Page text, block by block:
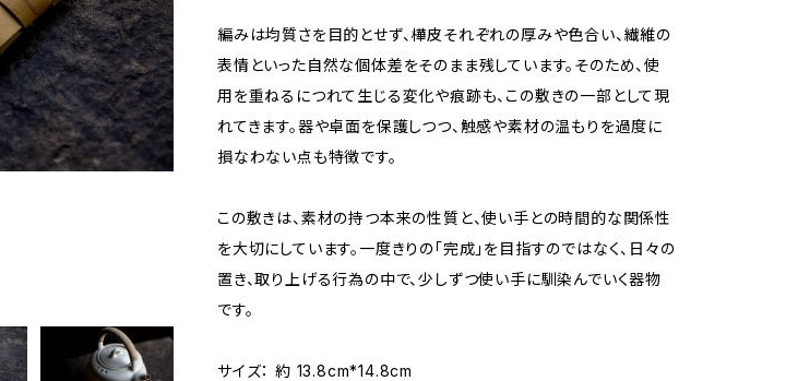
編みは均質さを目的とせず、樺皮それぞれの厚みや色合い、繊維の
表情といった自然な個体差をそのまま残しています。そのため、使
用を重ねるにつれて生じる変化や痕跡も、この敷きの一部として現
れてきます。器や卓面を保護しつつ、触感や素材の温もりを過度に
損なわない点も特徴です。
この敷きは、素材の持つ本来の性質と、使い手との時間的な関係性
を大切にしています。一度きりの「完成」を目指すのではなく、日々の
置き、取り上げる行為の中で、少しずつ使い手に馴染んでいく器物
です。
サイズ： 約 13.8cm*14.8cm